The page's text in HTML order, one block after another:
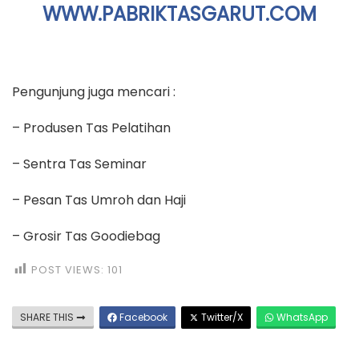
WWW.PABRIKTASGARUT.COM
Pengunjung juga mencari :
– Produsen Tas Pelatihan
– Sentra Tas Seminar
– Pesan Tas Umroh dan Haji
– Grosir Tas Goodiebag
POST VIEWS: 101
SHARE THIS Facebook Twitter/X WhatsApp